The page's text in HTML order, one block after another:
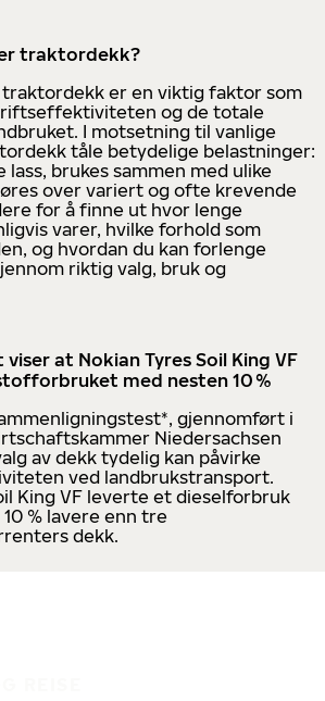
traktordekk?
er en viktig faktor som
og de totale
I motsetning til vanlige
tåle betydelige belastninger:
brukes sammen med ulike
over variert og ofte krevende
for å finne ut hvor lenge
varer, hvilke forhold som
og hvordan du kan forlenge
riktig valg, bruk og
at Nokian Tyres Soil King VF
med nesten 10 %
gjennomført i
Niedersachsen
av dekk tydelig kan påvirke
ved landbrukstransport.
King VF leverte et dieselforbruk
% lavere enn tre
dekk.